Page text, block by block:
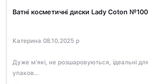
Ватні косметичні диски Lady Coton №100
Катерина 08.10.2025 р
Дуже м’які, не розшаровуються, ідеальні
упаков